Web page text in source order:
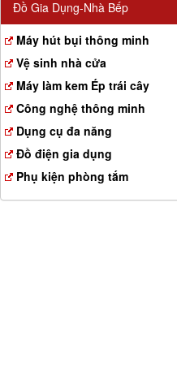
Đồ Gia Dụng-Nhà Bếp
Máy hút bụi thông minh
Vệ sinh nhà cửa
Máy làm kem Ép trái cây
Công nghệ thông minh
Dụng cụ đa năng
Đồ điện gia dụng
Phụ kiện phòng tắm